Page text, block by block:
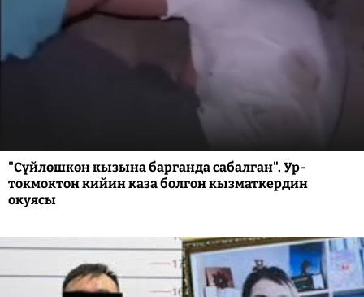
"Сүйлөшкөн кызына барганда сабалган". Ур-
токмоктон кийин каза болгон кызматкердин
окуясы